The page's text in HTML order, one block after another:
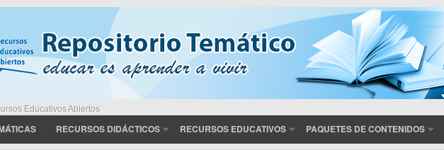
Educativos Abiertos
RECURSOS DIDÁCTICOS RECURSOS EDUCATIVOS PAQUETES DE CONTENIDOS